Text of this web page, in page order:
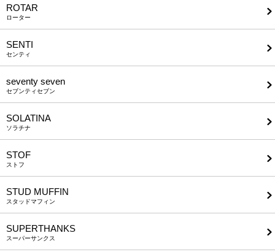
ROTAR
ローター
SENTI
センティ
seventy seven
セブンティセブン
SOLATINA
ソラチナ
STOF
ストフ
STUD MUFFIN
スタッドマフィン
SUPERTHANKS
スーパーサンクス